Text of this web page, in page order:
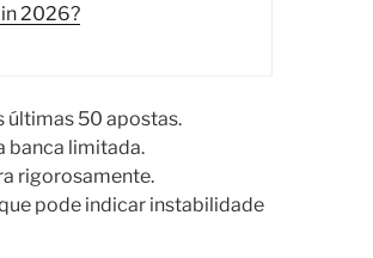
2026?
últimas 50 apostas.
banca limitada.
rigorosamente.
pode indicar instabilidade